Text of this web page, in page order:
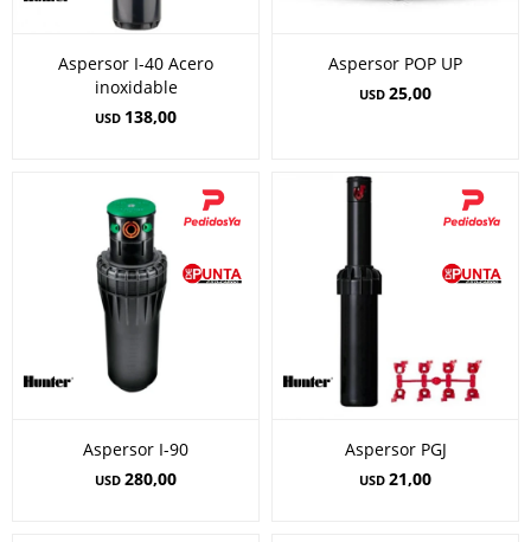
Aspersor I-40 Acero
inoxidable
USD 138,00
Aspersor POP UP
USD 25,00
Aspersor I-90
USD 280,00
Aspersor PGJ
USD 21,00